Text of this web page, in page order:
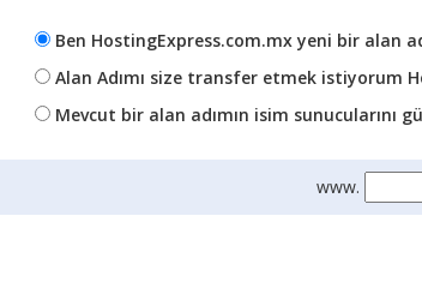
Ben HostingExpress.com.mx yeni bir alan
Alan Adımı size transfer etmek istiyorum
Mevcut bir alan adımın isim sunucularını
www.